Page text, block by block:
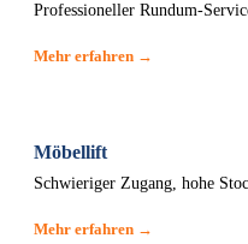
Professioneller Rundum-
Mehr erfahren →
Möbellift
Schwieriger Zugang, hohe
Mehr erfahren →